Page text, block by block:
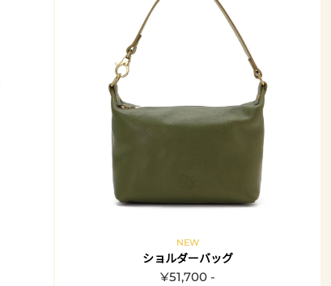
NEW
ショルダーバッグ
¥51,700 -